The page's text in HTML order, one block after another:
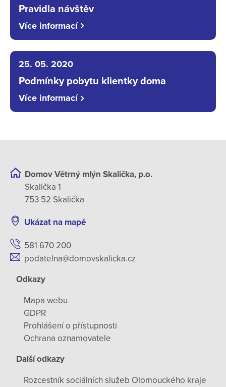
Pravidla návštěv
Více informací
25. 05. 2020
Podmínky pobytu klientky doma
Více informací
Domov Větrný mlýn Skalička, p.o.
Skalička 1
753 52 Skalička
Ukázat na mapě
581 670 200
podatelna@domovskalicka.cz
Odkazy
Mapa webu
GDPR
Prohlášení o přístupnosti
Ochrana oznamovatele
Další odkazy
Rozcestník sociálních služeb Olomouckého kraje